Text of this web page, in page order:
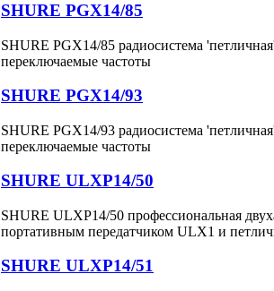
SHURE PGX14/85
SHURE PGX14/85 радиосистема
переключаемые частоты
SHURE PGX14/93
SHURE PGX14/93 радиосистема
переключаемые частоты
SHURE ULXP14/50
SHURE ULXP14/50 профессиональная
портативным передатчиком ULX1 и
SHURE ULXP14/51